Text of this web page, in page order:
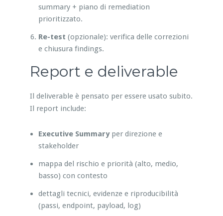
summary + piano di remediation
prioritizzato.
Re-test (opzionale): verifica delle correzioni
e chiusura findings.
Report e deliverable
Il deliverable è pensato per essere usato subito.
Il report include:
Executive Summaryper direzione e
stakeholder
mappa del rischio e priorità (alto, medio,
basso) con contesto
dettagli tecnici, evidenze e riproducibilità
(passi, endpoint, payload, log)